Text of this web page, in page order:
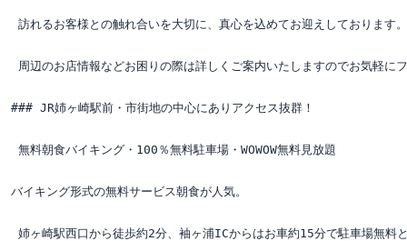
訪れるお客様との触れ合いを大切に、真心を込めてお迎えしております。
周辺のお店情報などお困りの際は詳しくご案内いたしますのでお気軽に
### JR姉ヶ崎駅前・市街地の中心にありアクセス抜群！
無料朝食バイキング・100％無料駐車場・WOWOW無料見放題
バイキング形式の無料サービス朝食が人気。
姉ヶ崎駅西口から徒歩約2分、袖ヶ浦ICからはお車約15分で駐車場無料